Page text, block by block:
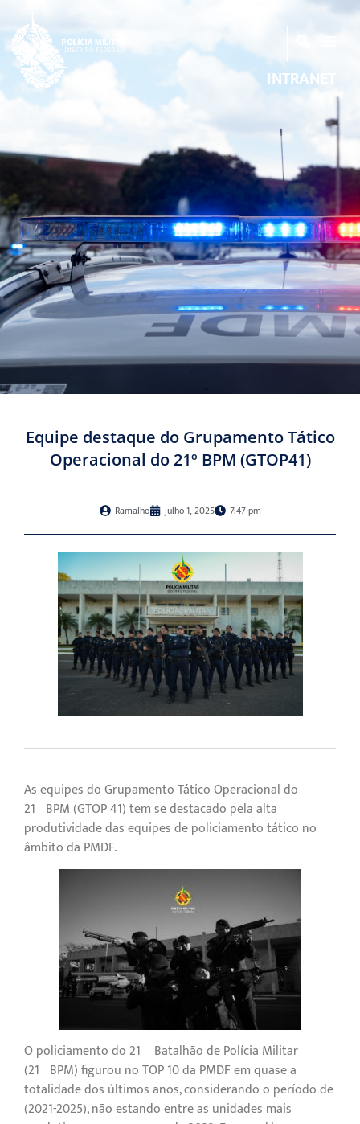
INTRANET
Equipe destaque do Grupamento Tático
Operacional do 21º BPM (GTOP41)
Ramalho julho 1, 2025 7:47 pm
As equipes do Grupamento Tático Operacional do
21ºBPM (GTOP 41) tem se destacado pela alta
produtividade das equipes de policiamento tático no
âmbito da PMDF.
O policiamento do 21º Batalhão de Polícia Militar
(21ºBPM) figurou no TOP 10 da PMDF em quase a
totalidade dos últimos anos, considerando o período de
(2021-2025), não estando entre as unidades mais